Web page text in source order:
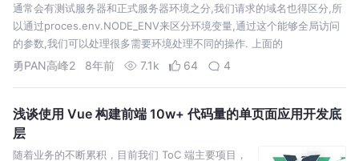
通常会有测试服务器和正式服务器环境之分,我们请求的域名也得区分,所
以通过proces.env.NODE_ENV来区分环境变量,通过这个能够全局访问
的参数,我们可以处理很多需要环境处理不同的操作. 上面的
process.env.NODE_ENV是vue-cli默认配置的,有时候我…
勇PAN高峰2 8年前 7.1k 64 4
浅谈使用 Vue 构建前端 10w+ 代码量的单页面应用开发底
层
随着业务的不断累积，目前我们 ToC 端主要项目，